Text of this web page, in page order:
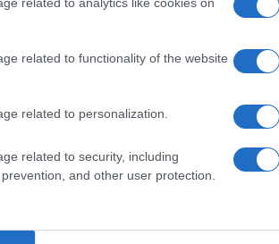
related to functionality of the website
related to personalization.
related to security, including
and other user protection.
para executar tarefas
chips de
3000 TOPS. Esse nível
à imitação dos